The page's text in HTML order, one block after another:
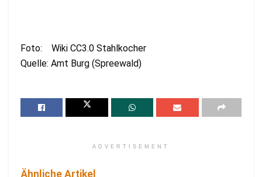
Foto: Wiki CC3.0 Stahlkocher
Quelle: Amt Burg (Spreewald)
ADVERTISEMENT
Ähnliche Artikel